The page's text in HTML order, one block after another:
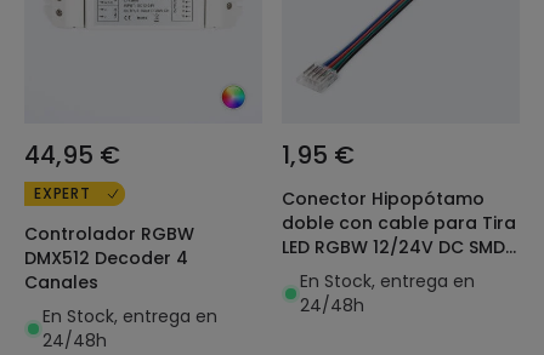
44,95 €
EXPERT
Controlador RGBW
DMX512 Decoder 4
Canales
En Stock, entrega en
24/48h
1,95 €
Conector Hipopótamo
doble con cable para Tira
LED RGBW 12/24V DC SMD
IP20 Ancho 12mm
En Stock, entrega en
24/48h